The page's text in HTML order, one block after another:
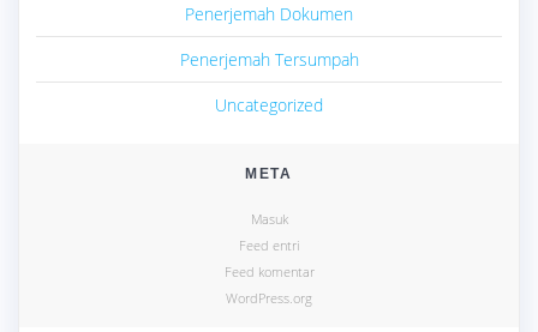
Penerjemah Dokumen
Penerjemah Tersumpah
Uncategorized
META
Masuk
Feed entri
Feed komentar
WordPress.org